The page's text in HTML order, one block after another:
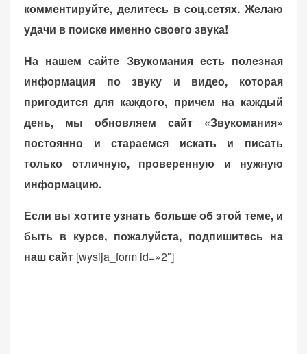
комментируйте, делитесь в соц.сетях. Желаю
удачи в поиске именно своего звука!
На нашем сайте Звукомания есть полезная
информация по звуку и видео, которая
пригодится для каждого, причем на каждый
день, мы обновляем сайт «Звукомания»
постоянно и стараемся искать и писать
только отличную, проверенную и нужную
информацию.
Если вы хотите узнать больше об этой теме, и
быть в курсе, пожалуйста, подпишитесь на
наш сайт [wysija_form id=»2″]